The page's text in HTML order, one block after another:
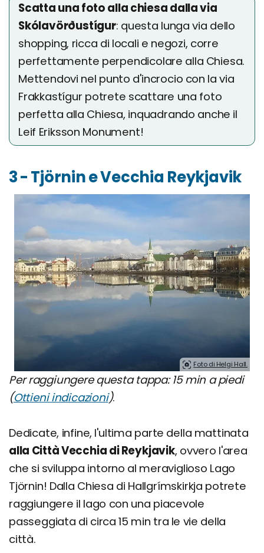
Scatta una foto alla chiesa dalla via
Skólavörðustígur: questa lunga via dello
shopping, ricca di locali e negozi, corre
perfettamente perpendicolare alla Chiesa.
Mettendovi nel punto d'incrocio con la via
Frakkastígur potrete scattare una foto
perfetta alla Chiesa, inquadrando anche il
Leif Eriksson Monument!
3 - Tjörnin e Vecchia Reykjavik
Foto di Helgi Hall.
Per raggiungere questa tappa: 15 min a piedi
(Ottieni indicazioni).
Dedicate, infine, l'ultima parte della mattinata
alla Città Vecchia di Reykjavik, ovvero l'area
che si sviluppa intorno al meraviglioso Lago
Tjörnin! Dalla Chiesa di Hallgrímskirkja potrete
raggiungere il lago con una piacevole
passeggiata di circa 15 min tra le vie della
città.